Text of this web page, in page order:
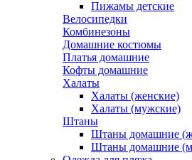
Пижамы детские
Велосипедки
Комбинезоны
Домашние костюмы
Платья домашние
Кофты домашние
Халаты
Халаты (женские)
Халаты (мужские)
Штаны
Штаны домашние
Штаны домашние